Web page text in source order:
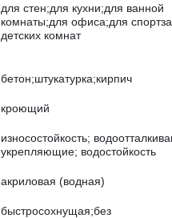
для стен;для кухни;для ванной
комнаты;для офиса;для
детских комнат
бетон;штукатурка;кирпич
кроющий
износостойкость;
укрепляющие; водостойкость
акриловая (водная)
быстросохнущая;без